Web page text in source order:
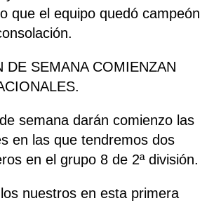
que el equipo quedó campeón
DE SEMANA COMIENZAN
semana darán comienzo las
en las que tendremos dos
en el grupo 8 de 2ª división.
nuestros en esta primera